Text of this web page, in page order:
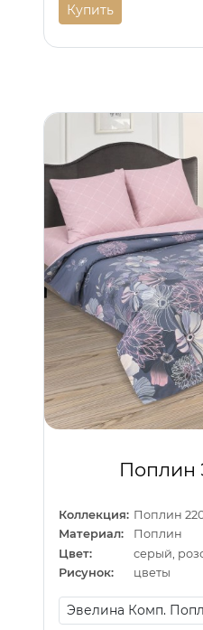
Купить
Поплин
Коллекция: Поплин
Материал:
Поплин
Цвет:
серый,
Рисунок:
цветы